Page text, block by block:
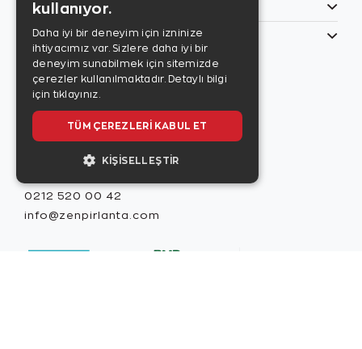
Özel Günler
Bilgilerim
Son sayıyı
0212 520 00 42
info@zenpirlanta.com
kullanıyor.
Daha iyi bir deneyim için izninize
ihtiyacımız var. Sizlere daha iyi bir
deneyim sunabilmek için sitemizde
çerezler kullanılmaktadır. Detaylı bilgi
için tıklayınız.
TÜM ÇEREZLERI KABUL ET
KIŞISELLEŞTIR